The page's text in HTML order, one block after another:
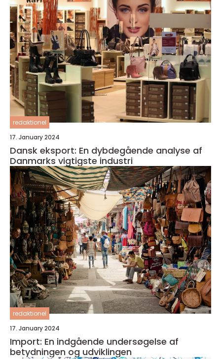
redaktionel
17. January 2024
Dansk eksport: En dybdegående analyse af
Danmarks vigtigste industri
redaktionel
17. January 2024
Import: En indgående undersøgelse af
betydningen og udviklingen